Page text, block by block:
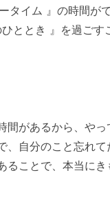
タイム 』の時間がで
ひととき 』を過ごす
間があるから、やっ
自分のこと忘れて
ることで、本当にき